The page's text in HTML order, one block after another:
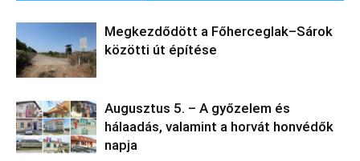
Megkezdődött a Főherceglak–Sárok
közötti út építése
Augusztus 5. – A győzelem és
hálaadás, valamint a horvát honvédők
napja